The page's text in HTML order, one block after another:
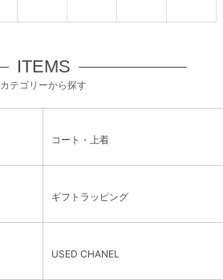
ITEMS
カテゴリーから探す
コート・上着
ギフトラッピング
USED CHANEL